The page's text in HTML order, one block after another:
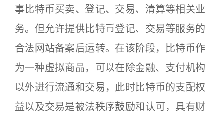
事比特币买卖、登记、交易、清算等相关业
务。但允许提供比特币登记、交易等服务的
合法网站备案后运转。在该阶段，比特币作
为一种虚拟商品，可以在除金融、支付机构
以外进行流通和交易，此时比特币的支配权
益以及交易是被法秩序鼓励和认可，具有财